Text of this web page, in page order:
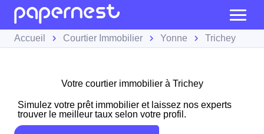
Accueil Courtier Immobilier Yonne Trichey
Votre courtier immobilier à Trichey
Simulez votre prêt immobilier et laissez nos experts
trouver le meilleur taux selon votre profil.